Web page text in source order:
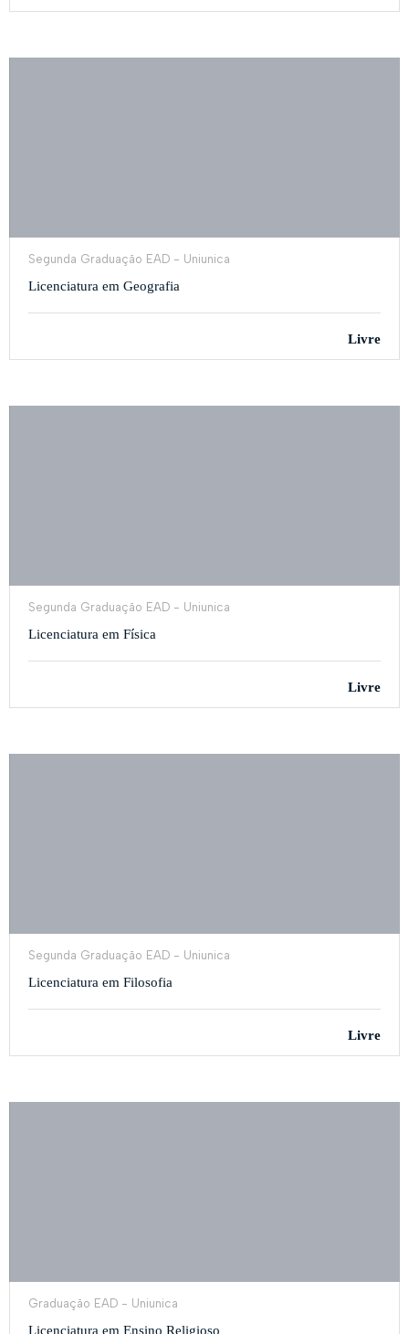
Segunda Graduação EAD - Uniunica
Licenciatura em Geografia
Livre
Segunda Graduação EAD - Uniunica
Licenciatura em Física
Livre
Segunda Graduação EAD - Uniunica
Licenciatura em Filosofia
Livre
Graduação EAD - Uniunica
Licenciatura em Ensino Religioso